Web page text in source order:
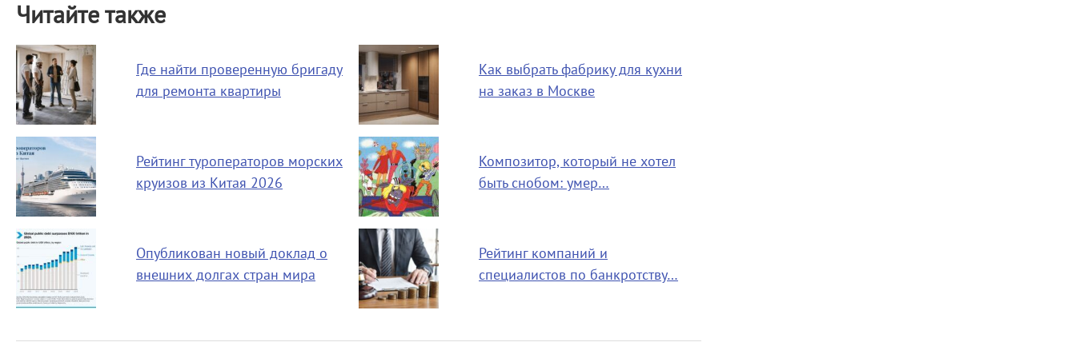
Читайте также
Где найти проверенную бригаду
для ремонта квартиры
Как выбрать фабрику для кухни
на заказ в Москве
Рейтинг туроператоров морских
круизов из Китая 2026
Композитор, который не хотел
быть снобом: умер…
Опубликован новый доклад о
внешних долгах стран мира
Рейтинг компаний и
специалистов по банкротству…